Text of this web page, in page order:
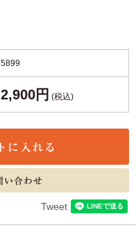
5899
2,900円 (税込)
Tweet